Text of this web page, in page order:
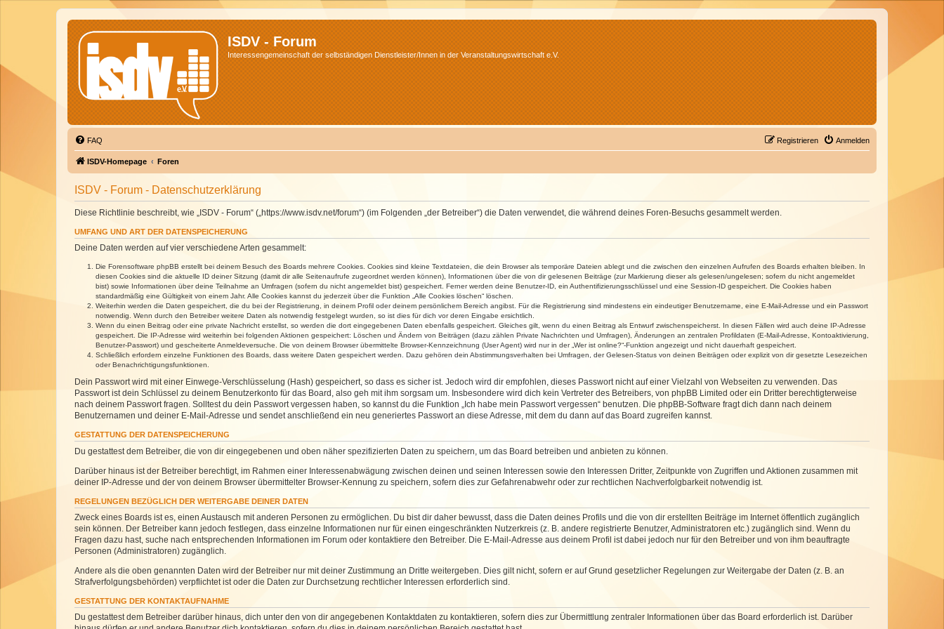
ISDV - Forum
Interessengemeinschaft der selbständigen Dienstleister/Innen in der Veranstaltungswirtschaft e.V.
FAQ Anmelden
Registrieren
ISDV-Homepage Foren
ISDV - Forum - Datenschutzerklärung
Diese Richtlinie beschreibt, wie „ISDV - Forum“ („https://www.isdv.net/forum“) (im Folgenden „der Betreiber“) die Daten verwendet, die während deines Foren-Besuchs gesammelt werden.
UMFANG UND ART DER DATENSPEICHERUNG
Deine Daten werden auf vier verschiedene Arten gesammelt:
Die Forensoftware phpBB erstellt bei deinem Besuch des Boards mehrere Cookies. Cookies sind kleine Textdateien, die dein Browser als temporäre Dateien ablegt und die zwischen den einzelnen Aufrufen des Boards erhalten bleiben. In
diesen Cookies sind die aktuelle ID deiner Sitzung (damit dir alle Seitenaufrufe zugeordnet werden können), Informationen über die von dir gelesenen Beiträge (zur Markierung dieser als gelesen/ungelesen; sofern du nicht angemeldet
bist) sowie Informationen über deine Teilnahme an Umfragen (sofern du nicht angemeldet bist) gespeichert. Ferner werden deine Benutzer-ID, ein Authentifizierungsschlüssel und eine Session-ID gespeichert. Die Cookies haben
standardmäßig eine Gültigkeit von einem Jahr. Alle Cookies kannst du jederzeit über die Funktion „Alle Cookies löschen“ löschen.
Weiterhin werden die Daten gespeichert, die du bei der Registrierung, in deinem Profil oder deinem persönlichem Bereich angibst. Für die Registrierung sind mindestens ein eindeutiger Benutzername, eine E-Mail-Adresse und ein Passwort
notwendig. Wenn durch den Betreiber weitere Daten als notwendig festgelegt wurden, so ist dies für dich vor deren Eingabe ersichtlich.
Wenn du einen Beitrag oder eine private Nachricht erstellst, so werden die dort eingegebenen Daten ebenfalls gespeichert. Gleiches gilt, wenn du einen Beitrag als Entwurf zwischenspeicherst. In diesen Fällen wird auch deine IP-Adresse
gespeichert. Die IP-Adresse wird weiterhin bei folgenden Aktionen gespeichert: Löschen und Ändern von Beiträgen (dazu zählen Private Nachrichten und Umfragen), Änderungen an zentralen Profildaten (E-Mail-Adresse, Kontoaktivierung,
Benutzer-Passwort) und gescheiterte Anmeldeversuche. Die von deinem Browser übermittelte Browser-Kennzeichnung (User Agent) wird nur in der „Wer ist online?“-Funktion angezeigt und nicht dauerhaft gespeichert.
Schließlich erfordern einzelne Funktionen des Boards, dass weitere Daten gespeichert werden. Dazu gehören dein Abstimmungsverhalten bei Umfragen, der Gelesen-Status von deinen Beiträgen oder explizit von dir gesetzte Lesezeichen
oder Benachrichtigungsfunktionen.
Dein Passwort wird mit einer Einwege-Verschlüsselung (Hash) gespeichert, so dass es sicher ist. Jedoch wird dir empfohlen, dieses Passwort nicht auf einer Vielzahl von Webseiten zu verwenden. Das
Passwort ist dein Schlüssel zu deinem Benutzerkonto für das Board, also geh mit ihm sorgsam um. Insbesondere wird dich kein Vertreter des Betreibers, von phpBB Limited oder ein Dritter berechtigterweise
nach deinem Passwort fragen. Solltest du dein Passwort vergessen haben, so kannst du die Funktion „Ich habe mein Passwort vergessen“ benutzen. Die phpBB-Software fragt dich dann nach deinem
Benutzernamen und deiner E-Mail-Adresse und sendet anschließend ein neu generiertes Passwort an diese Adresse, mit dem du dann auf das Board zugreifen kannst.
GESTATTUNG DER DATENSPEICHERUNG
Du gestattest dem Betreiber, die von dir eingegebenen und oben näher spezifizierten Daten zu speichern, um das Board betreiben und anbieten zu können.
Darüber hinaus ist der Betreiber berechtigt, im Rahmen einer Interessenabwägung zwischen deinen und seinen Interessen sowie den Interessen Dritter, Zeitpunkte von Zugriffen und Aktionen zusammen mit
deiner IP-Adresse und der von deinem Browser übermittelter Browser-Kennung zu speichern, sofern dies zur Gefahrenabwehr oder zur rechtlichen Nachverfolgbarkeit notwendig ist.
REGELUNGEN BEZÜGLICH DER WEITERGABE DEINER DATEN
Zweck eines Boards ist es, einen Austausch mit anderen Personen zu ermöglichen. Du bist dir daher bewusst, dass die Daten deines Profils und die von dir erstellten Beiträge im Internet öffentlich zugänglich
sein können. Der Betreiber kann jedoch festlegen, dass einzelne Informationen nur für einen eingeschränkten Nutzerkreis (z. B. andere registrierte Benutzer, Administratoren etc.) zugänglich sind. Wenn du
Fragen dazu hast, suche nach entsprechenden Informationen im Forum oder kontaktiere den Betreiber. Die E-Mail-Adresse aus deinem Profil ist dabei jedoch nur für den Betreiber und von ihm beauftragte
Personen (Administratoren) zugänglich.
Andere als die oben genannten Daten wird der Betreiber nur mit deiner Zustimmung an Dritte weitergeben. Dies gilt nicht, sofern er auf Grund gesetzlicher Regelungen zur Weitergabe der Daten (z. B. an
Strafverfolgungsbehörden) verpflichtet ist oder die Daten zur Durchsetzung rechtlicher Interessen erforderlich sind.
GESTATTUNG DER KONTAKTAUFNAHME
Du gestattest dem Betreiber darüber hinaus, dich unter den von dir angegebenen Kontaktdaten zu kontaktieren, sofern dies zur Übermittlung zentraler Informationen über das Board erforderlich ist. Darüber